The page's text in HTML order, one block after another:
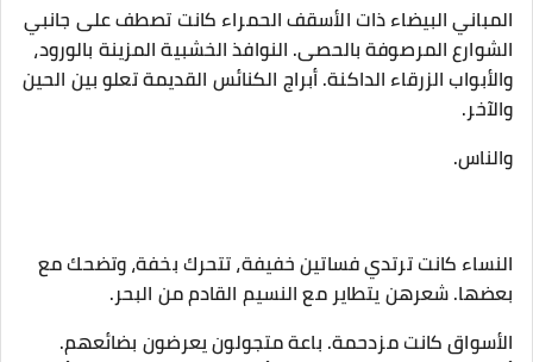
المباني البيضاء ذات الأسقف الحمراء كانت تصطف على جانبي
الشوارع المرصوفة بالحصى. النوافذ الخشبية المزينة بالورود،
والأبواب الزرقاء الداكنة. أبراج الكنائس القديمة تعلو بين الحين
والآخر.
والناس.
النساء كانت ترتدي فساتين خفيفة، تتحرك بخفة، وتضحك مع
بعضها. شعرهن يتطاير مع النسيم القادم من البحر.
الأسواق كانت مزدحمة. باعة متجولون يعرضون بضائعهم.